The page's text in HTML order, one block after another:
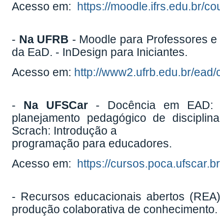
Acesso em:
https://moodle.ifrs.edu.br/
- Na UFRB - Moodle para Professores
da EaD. - InDesign para Iniciantes.
Acesso em: http://www2.ufrb.edu.br/
- Na UFSCar - Docência em EAD:
planejamento pedagógico de
Scrach: Introdução a
programação para educadores.
Acesso em:
https://
- Recursos educacionais abertos
produção colaborativa de conhecimento.